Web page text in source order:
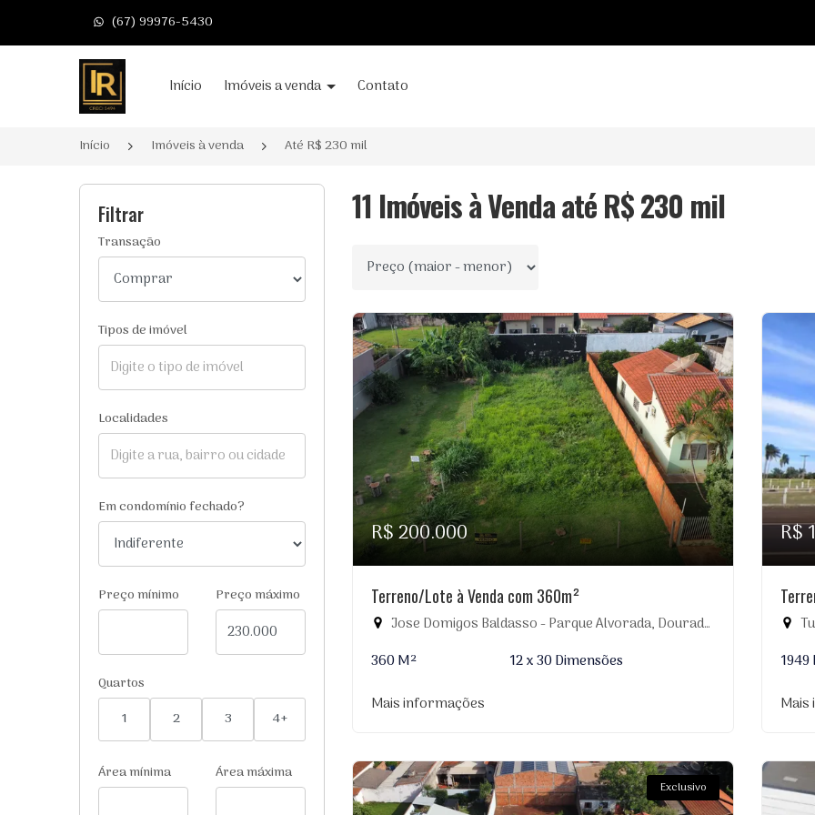
(67) 99976-5430
Página inicialInício Imóveis a venda Contato
Início Imóveis à venda Até R$ 230 mil
Filtrar
Transação
Tipos de imóvel
Localidades
Em condomínio fechado?
Preço mínimo Preço máximo
Quartos
1
2 3 4+
Área mínima Área máxima
11 Imóveis à Venda até R$ 230 mil
Ordenar por
R$ 200.000
Terreno/Lote à Venda com 360m²
Jose Domigos Baldasso - Parque Alvorada, Dourados-MS
360 M²
12 x 30 Dimensões
Mais informações
R$
1949
Exclusivo